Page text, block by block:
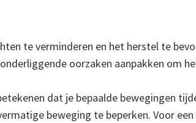
te verminderen en het herstel te
oorzaken aanpakken om
dat je bepaalde bewegingen
beweging te beperken. Voor